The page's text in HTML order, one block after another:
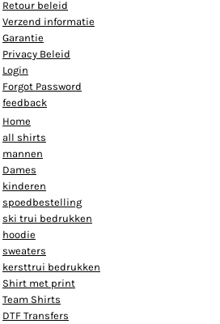
Retour beleid
Verzend informatie
Garantie
Privacy Beleid
Login
Forgot Password
feedback
Home
all shirts
mannen
Dames
kinderen
spoedbestelling
ski trui bedrukken
hoodie
sweaters
kersttrui bedrukken
Shirt met print
Team Shirts
DTF Transfers